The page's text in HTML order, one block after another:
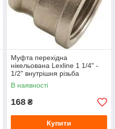
Муфта перехідна
нікельована Lexline 1 1/4" -
1/2" внутрішня різьба
В наявності
168 ₴
Купити